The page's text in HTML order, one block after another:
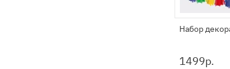
Набор
1499р.